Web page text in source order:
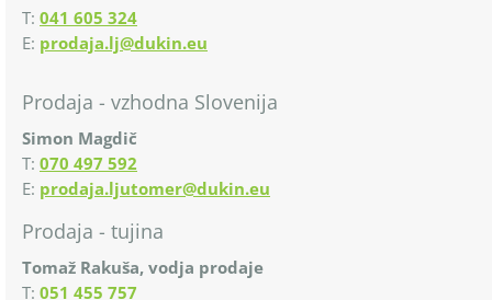
T: 041 605 324
E: prodaja.lj@dukin.eu
Prodaja - vzhodna Slovenija
Simon Magdič
T: 070 497 592
E: prodaja.ljutomer@dukin.eu
Prodaja - tujina
Tomaž Rakuša, vodja prodaje
T: 051 455 757